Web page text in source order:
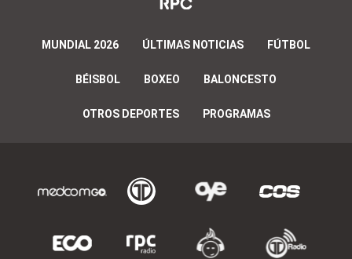
MUNDIAL 2026 ÚLTIMAS NOTICIAS FÚTBOL
BÉISBOL BOXEO BALONCESTO
OTROS DEPORTES PROGRAMAS